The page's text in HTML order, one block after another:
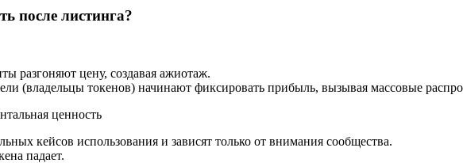
после листинга?
разгоняют цену, создавая ажиотаж.
(владельцы токенов) начинают фиксировать прибыль, вызывая массовые
ценность
кейсов использования и зависят только от внимания сообщества.
падает.